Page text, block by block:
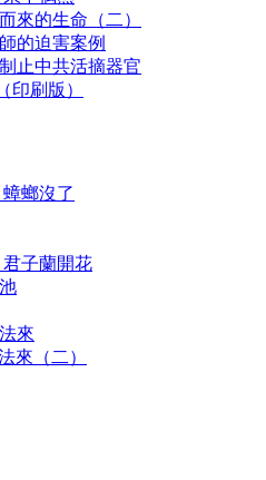
來的生命（二）
的迫害案例
止中共活摘器官
印刷版）
螂沒了
子蘭開花
來
來（二）